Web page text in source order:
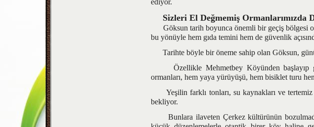
ediyor.
Sizleri El Değmemiş Ormanlarımızda
Göksun tarih boyunca önemli bir geçiş bölgesi
bu yönüyle hem gıda temini hem de güvenlik
Tarihte böyle bir öneme sahip olan Göksun,
Özellikle Mehmetbey Köyünden başlayıp
ormanları, hem yaya yürüyüşü, hem bisiklet turu
Yeşilin farklı tonları, su kaynakları ve tertemiz
bekliyor.
Bunlara ilaveten Çerkez kültürünün